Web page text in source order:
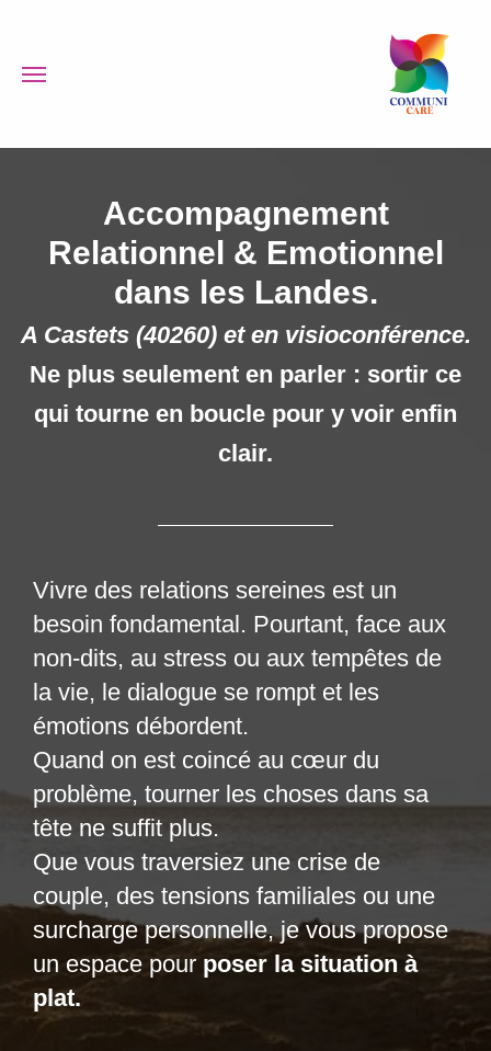
Accompagnement
Relationnel & Emotionnel
dans les Landes.
A Castets (40260) et en visioconférence.
Ne plus seulement en parler : sortir ce
qui tourne en boucle pour y voir enfin
clair.
Vivre des relations sereines est un
besoin fondamental. Pourtant, face aux
non-dits, au stress ou aux tempêtes de
la vie, le dialogue se rompt et les
émotions débordent.
Quand on est coincé au cœur du
problème, tourner les choses dans sa
tête ne suffit plus.
Que vous traversiez une crise de
couple, des tensions familiales ou une
surcharge personnelle, je vous propose
un espace pour poser la situation à
plat.